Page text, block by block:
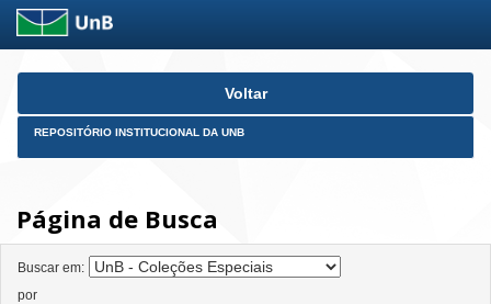
Skip
Voltar
REPOSITÓRIO INSTITUCIONAL DA UNB
Página de Busca
Buscar em:
por